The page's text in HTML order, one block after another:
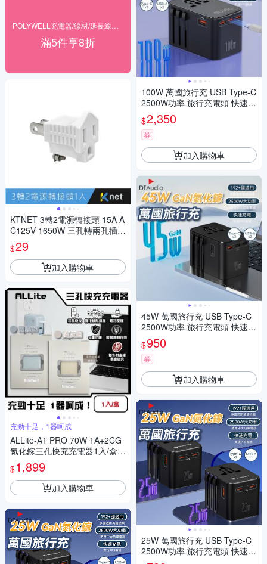
滿5件享8折
KTNET 3轉2電源轉接頭 15A A
C125V 1650W 三孔轉兩孔插座
轉接器 防火耐燃安全插頭 KTW
32H
$29
加入購物車
充勁十足，1器呵成
ALLite-A1 PRO 70W 1A+2CG
氮化鎵三孔快充充電器1入/盒
(支援PD/QC/PPS豆腐頭,BSMI
認證,原廠保固,附萬國轉接頭)
$1,899
加入購物車
100W 萬國旅行充 USB Type-C
2500W功率 旅行充電頭 快速充
電 萬用轉接頭 氮化鎵
$2,350
券
加入購物車
45W 萬國旅行充 USB Type-C
2500W功率 旅行充電頭 快速充
電 萬用轉接頭 氮化鎵
$950
券
加入購物車
25W 萬國旅行充 USB Type-C
2500W功率 旅行充電頭 快速充
電 萬用轉接頭 氮化鎵